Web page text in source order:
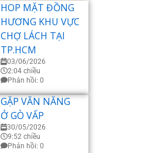
HOP MẶT ĐỒNG
HƯƠNG KHU VỰC
CHỢ LÁCH TẠI
TP.HCM
03/06/2026
2:04 chiều
Phản hồi: 0
GẶP VĂN NĂNG
Ở GÒ VẤP
30/05/2026
9:52 chiều
Phản hồi: 0